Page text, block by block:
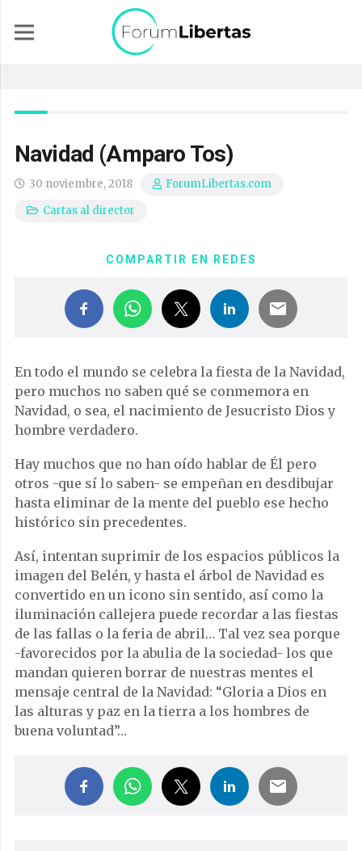
Navidad (Amparo Tos)
30 noviembre, 2018
ForumLibertas.com
Cartas al director
COMPARTIR EN REDES
En todo el mundo se celebra la fiesta de la Navidad,
pero muchos no saben qué se conmemora en
Navidad, o sea, el nacimiento de Jesucristo Dios y
hombre verdadero.
Hay muchos que no han oído hablar de Él pero
otros -que sí lo saben- se empeñan en desdibujar
hasta eliminar de la mente del pueblo ese hecho
histórico sin precedentes.
Así, intentan suprimir de los espacios públicos la
imagen del Belén, y hasta el árbol de Navidad es
convertido en un icono sin sentido, así como la
iluminación callejera puede recordar a las fiestas
de las fallas o la feria de abril… Tal vez sea porque
-favorecidos por la abulia de la sociedad- los que
mandan quieren borrar de nuestras mentes el
mensaje central de la Navidad: “Gloria a Dios en
las alturas y paz en la tierra a los hombres de
buena voluntad”…